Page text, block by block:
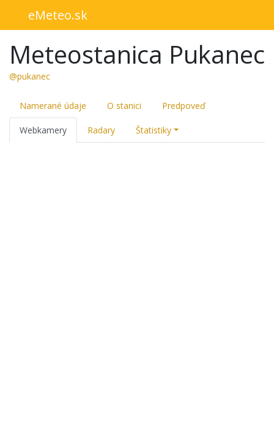
eMeteo.sk
Meteostanica Pukanec
@pukanec
Namerané údaje O stanici Predpoveď
Webkamery Radary Štatistiky